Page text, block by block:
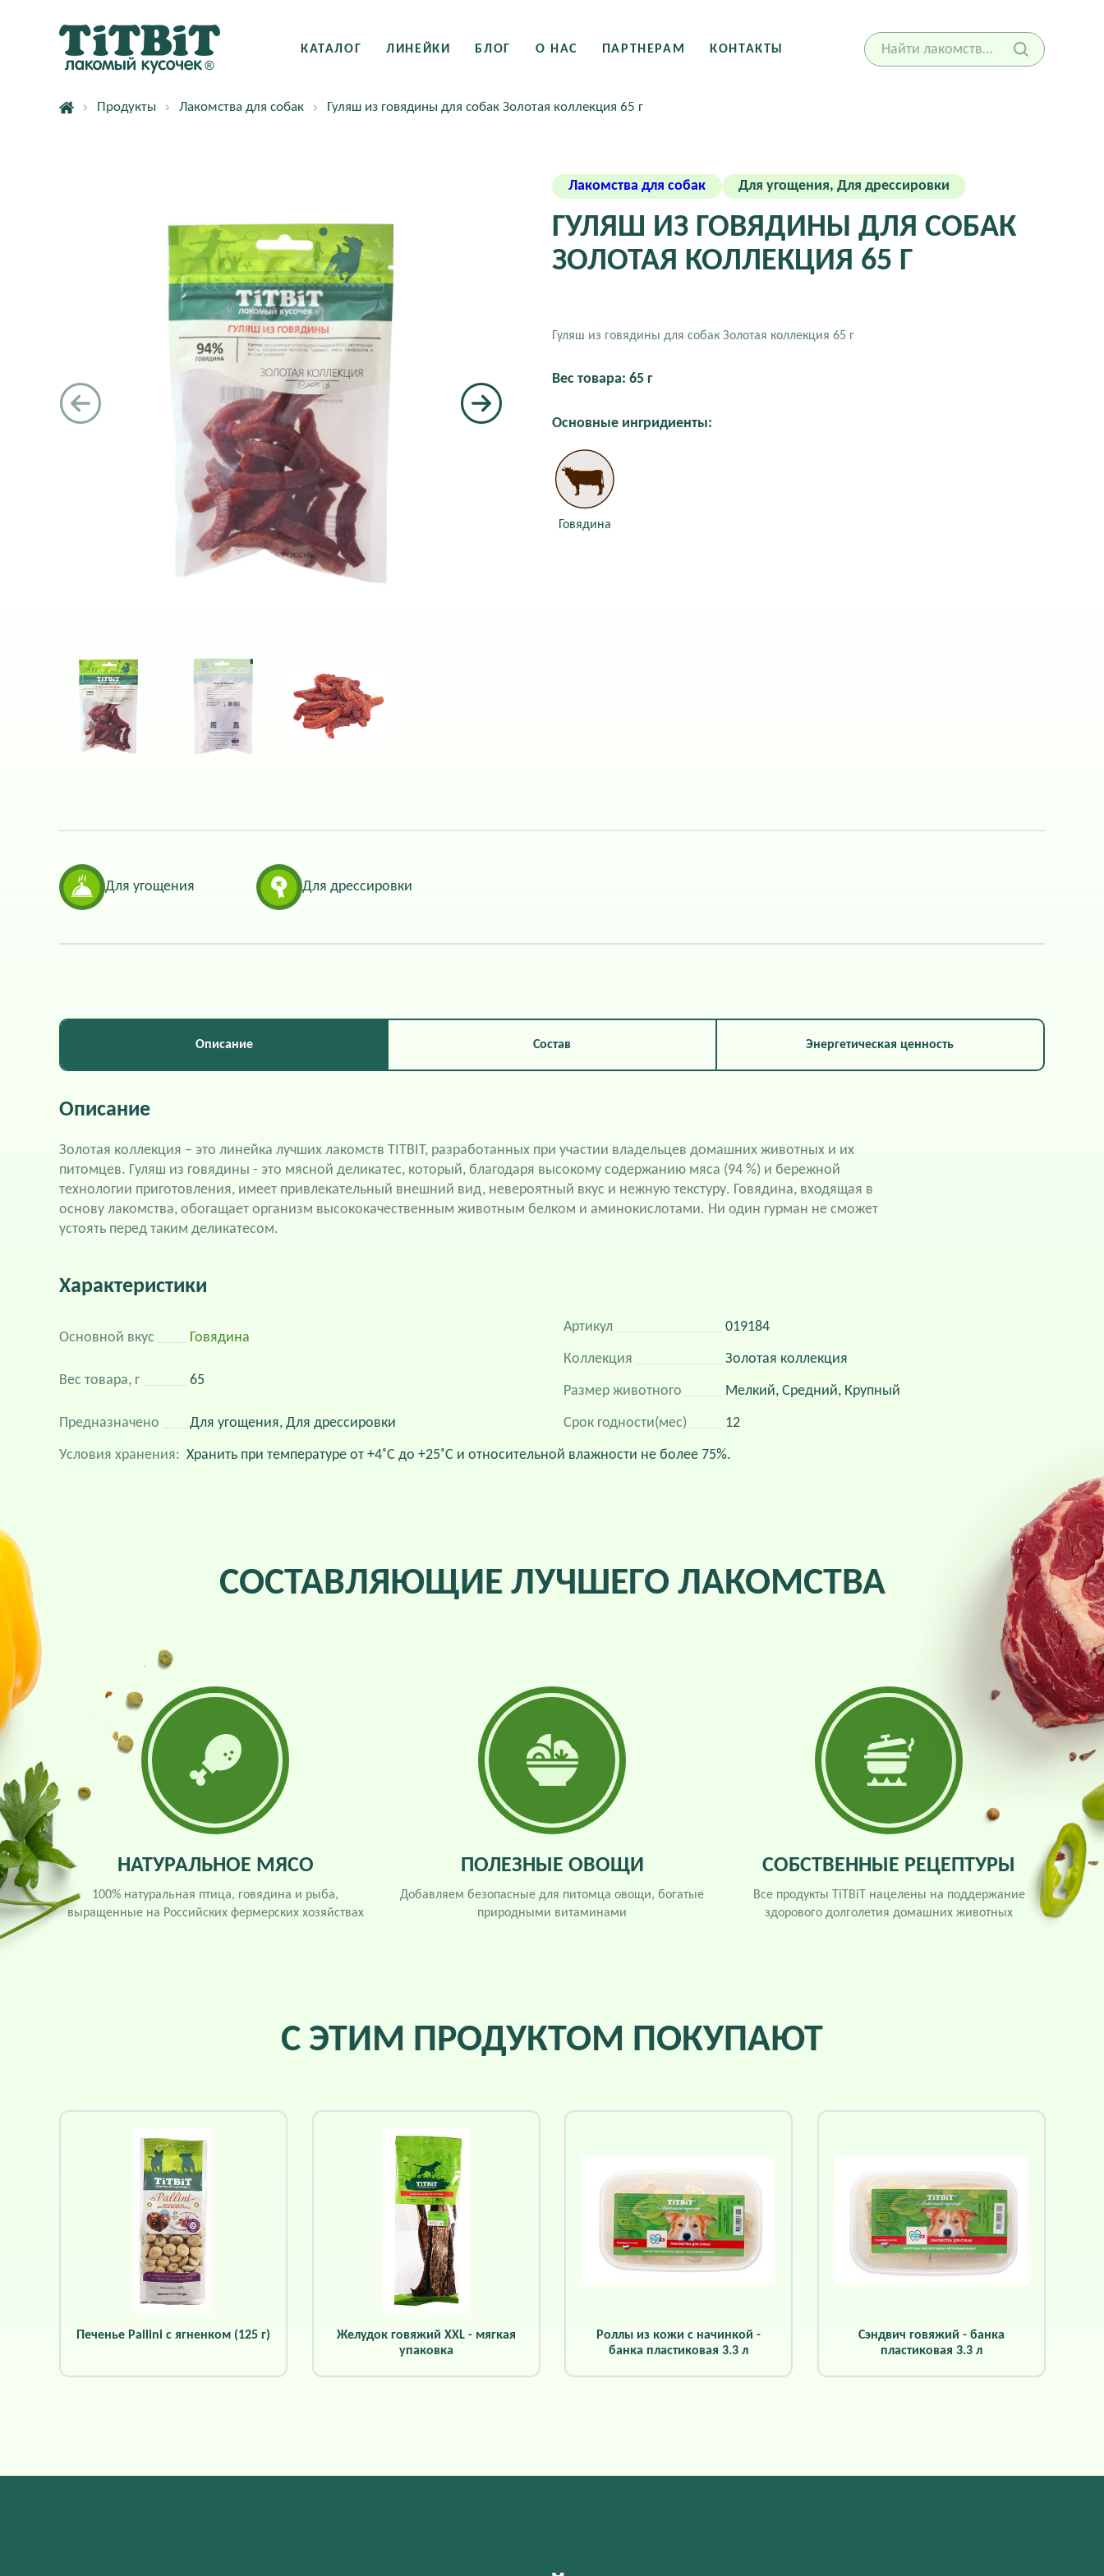
КАТАЛОГ ЛИНЕЙКИ БЛОГ О НАС ПАРТНЕРАМ КОНТАКТЫ
Продукты Лакомства для собак Гуляш из говядины для собак Золотая коллекция 65 г
Лакомства для собак Для угощения, Для дрессировки
ГУЛЯШ ИЗ ГОВЯДИНЫ ДЛЯ СОБАК
ЗОЛОТАЯ КОЛЛЕКЦИЯ 65 Г
Гуляш из говядины для собак Золотая коллекция 65 г
Вес товара: 65 г
Основные ингридиенты:
Говядина
Для угощения Для дрессировки
Описание Состав Энергетическая ценность
Описание
Золотая коллекция – это линейка лучших лакомств TITBIT, разработанных при участии владельцев домашних животных и их
питомцев. Гуляш из говядины - это мясной деликатес, который, благодаря высокому содержанию мяса (94 %) и бережной
технологии приготовления, имеет привлекательный внешний вид, невероятный вкус и нежную текстуру. Говядина, входящая в
основу лакомства, обогащает организм высококачественным животным белком и аминокислотами. Ни один гурман не сможет
устоять перед таким деликатесом.
Характеристики
Основной вкус Говядина
Вес товара, г 65
Предназначено Для угощения, Для дрессировки
Артикул 019184
Коллекция Золотая коллекция
Размер животного Мелкий, Средний, Крупный
Срок годности(мес) 12
Условия хранения: Хранить при температуре от +4˚С до +25˚С и относительной влажности не более 75%.
СОСТАВЛЯЮЩИЕ ЛУЧШЕГО ЛАКОМСТВА
НАТУРАЛЬНОЕ МЯСО
100% натуральная птица, говядина и рыба,
выращенные на Российских фермерских хозяйствах
ПОЛЕЗНЫЕ ОВОЩИ
Добавляем безопасные для питомца овощи, богатые
природными витаминами
СОБСТВЕННЫЕ РЕЦЕПТУРЫ
Все продукты TiTBiT нацелены на поддержание
здорового долголетия домашних животных
С ЭТИМ ПРОДУКТОМ ПОКУПАЮТ
Печенье Pallini с ягненком (125 г)
Желудок говяжий XXL - мягкая
упаковка
Роллы из кожи с начинкой -
банка пластиковая 3.3 л
Сэндвич говяжий - банка
пластиковая 3.3 л